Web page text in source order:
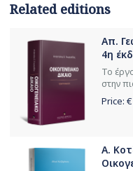
Related editions
Απ.
4η
Το
στην
Price: €
Α.